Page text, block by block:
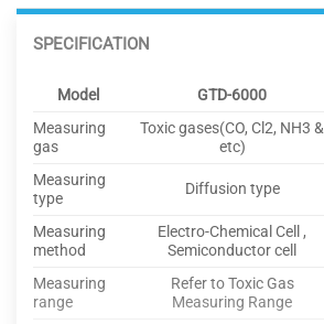
SPECIFICATION
Model
GTD-6000
Measuring
gas
Toxic gases(CO, Cl2, NH3 &
etc)
Measuring
type
Diffusion type
Measuring
method
Electro-Chemical Cell ,
Semiconductor cell
Measuring
range
Refer to Toxic Gas
Measuring Range